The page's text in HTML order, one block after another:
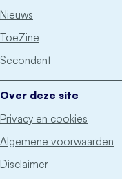
Nieuws
ToeZine
Secondant
Over deze site
Privacy en cookies
Algemene voorwaarden
Disclaimer